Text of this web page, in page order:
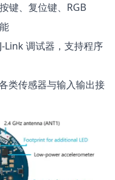
键、复位键、RGB
Link 调试器，支持程序
类传感器与输入输出接